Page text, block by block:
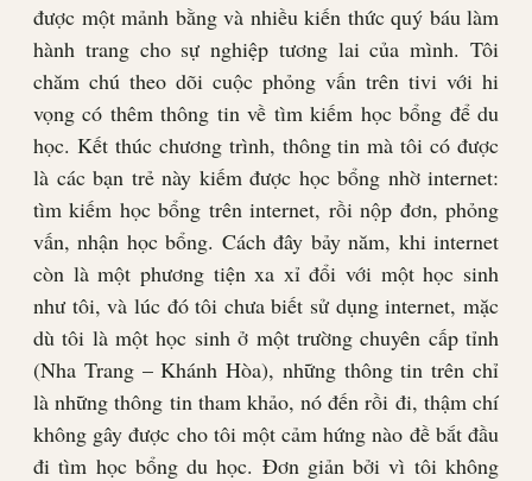
được một mảnh bằng và nhiều kiến thức quý báu làm
hành trang cho sự nghiệp tương lai của mình. Tôi
chăm chú theo dõi cuộc phỏng vấn trên tivi với hi
vọng có thêm thông tin về tìm kiếm học bổng để du
học. Kết thúc chương trình, thông tin mà tôi có được
là các bạn trẻ này kiếm được học bổng nhờ internet:
tìm kiếm học bổng trên internet, rồi nộp đơn, phỏng
vấn, nhận học bổng. Cách đây bảy năm, khi internet
còn là một phương tiện xa xỉ đổi với một học sinh
như tôi, và lúc đó tôi chưa biết sử dụng internet, mặc
dù tôi là một học sinh ở một trường chuyên cấp tỉnh
(Nha Trang – Khánh Hòa), những thông tin trên chỉ
là những thông tin tham khảo, nó đến rồi đi, thậm chí
không gây được cho tôi một cảm hứng nào đề bắt đầu
đi tìm học bổng du học. Đơn giản bởi vì tôi không